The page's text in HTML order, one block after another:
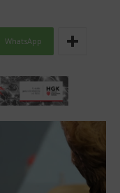
WhatsApp